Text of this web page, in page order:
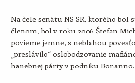
Na čele senátu NS SR, ktorého bol
členom, bol v roku 2006 Štefan
povieme jemne, s neblahou
„preslávilo“ oslobodzovanie
hanebnej párty v podniku Bonanno.